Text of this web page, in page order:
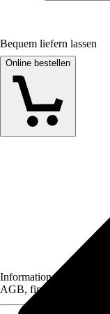
Bequem liefern lassen
Online bestellen
Informationen des
AGB, finden Sie bei